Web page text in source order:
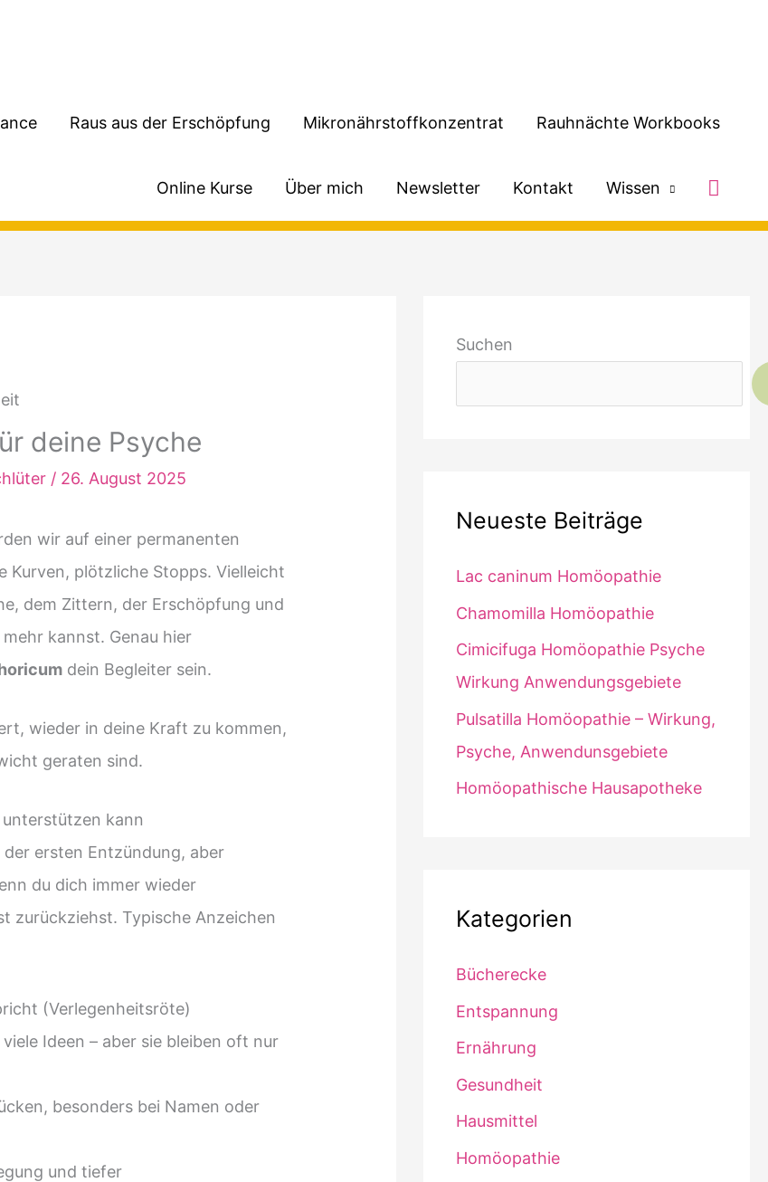
Raus aus der Erschöpfung Mikronährstoffkonzentrat Rauhnächte Workbooks
Online Kurse Über mich Newsletter Kontakt Wissen
deine Psyche
/ 26. August 2025
wir auf einer permanenten
Kurven, plötzliche Stopps. Vielleicht
dem Zittern, der Erschöpfung und
kannst. Genau hier
dein Begleiter sein.
wieder in deine Kraft zu kommen,
geraten sind.
kann
ersten Entzündung, aber
du dich immer wieder
zurückziehst. Typische Anzeichen
(Verlegenheitsröte)
Ideen – aber sie bleiben oft nur
besonders bei Namen oder
und tiefer
Suchen
Neueste Beiträge
Lac caninum Homöopathie
Chamomilla Homöopathie
Cimicifuga Homöopathie Psyche
Wirkung Anwendungsgebiete
Pulsatilla Homöopathie – Wirkung,
Psyche, Anwendunsgebiete
Homöopathische Hausapotheke
Kategorien
Bücherecke
Entspannung
Ernährung
Gesundheit
Hausmittel
Homöopathie